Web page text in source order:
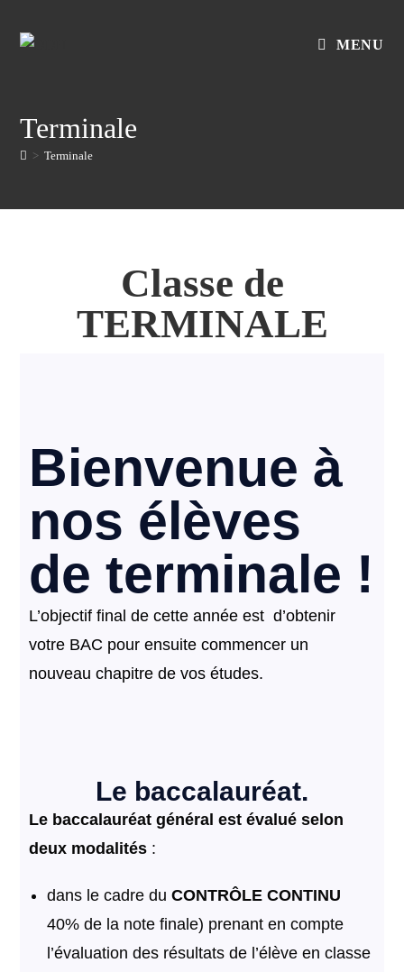
MENU
Terminale
> Terminale
Classe de
TERMINALE
Bienvenue à
nos élèves
de terminale !
L’objectif final de cette année est d’obtenir
votre BAC pour ensuite commencer un
nouveau chapitre de vos études.
Le baccalauréat.
Le baccalauréat général est évalué selon
deux modalités :
dans le cadre duCONTRÔLE CONTINU
40% de la note finale) prenant en compte
l’évaluation des résultats de l’élève en classe